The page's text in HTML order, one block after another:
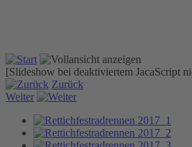
[Slideshow bei deaktiviertem JacaScript
Zurück
Weiter